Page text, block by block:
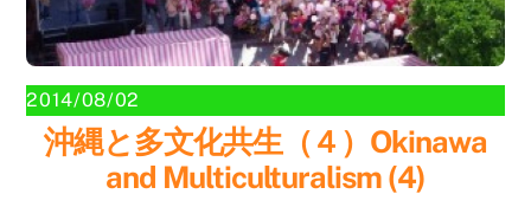
2014/08/02
沖縄と多文化共生（４）Okinawa
and Multiculturalism (4)